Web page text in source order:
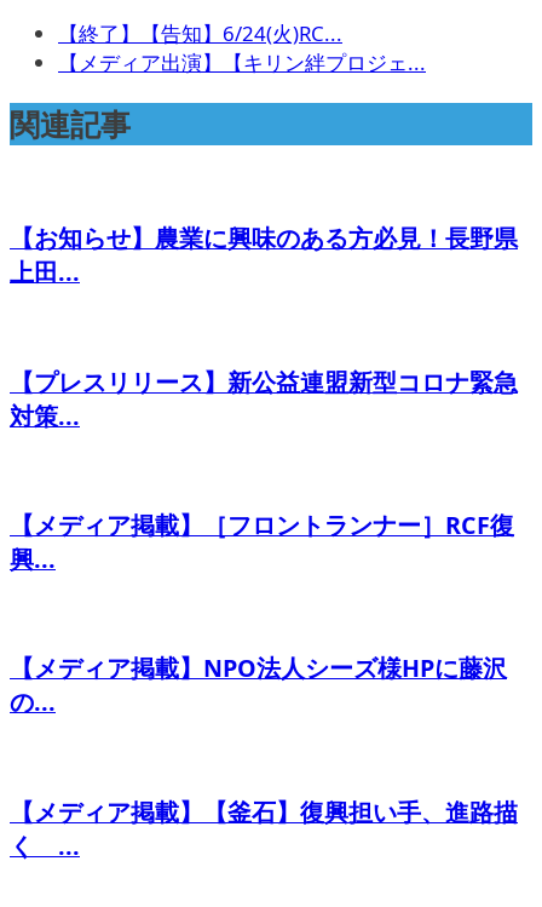
【終了】【告知】6/24(火)RC...
【メディア出演】【キリン絆プロジェ...
関連記事
【お知らせ】農業に興味のある方必見！長野県
上田...
【プレスリリース】新公益連盟新型コロナ緊急
対策...
【メディア掲載】［フロントランナー］RCF復
興...
【メディア掲載】NPO法人シーズ様HPに藤沢
の...
【メディア掲載】【釜石】復興担い手、進路描
く ...